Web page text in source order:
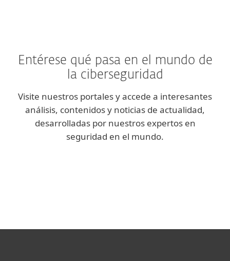
Entérese qué pasa en el mundo de
la ciberseguridad
Visite nuestros portales y accede a interesantes
análisis, contenidos y noticias de actualidad,
desarrolladas por nuestros expertos en
seguridad en el mundo.